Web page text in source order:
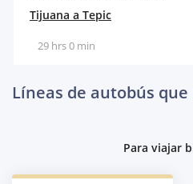
Tijuana a Tepic
29 hrs 0 min
Líneas de autobús que
Para viajar